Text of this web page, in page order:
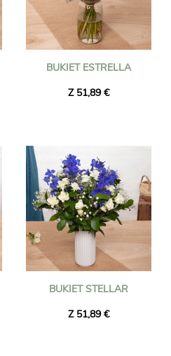
BUKIET ESTRELLA
Z 51,89 €
BUKIET STELLAR
Z 51,89 €